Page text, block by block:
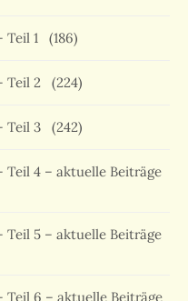
Teil 1 (186)
Teil 2 (224)
Teil 3 (242)
Teil 4 – aktuelle Beiträge
Teil 5 – aktuelle Beiträge
Teil 6 – aktuelle Beiträge